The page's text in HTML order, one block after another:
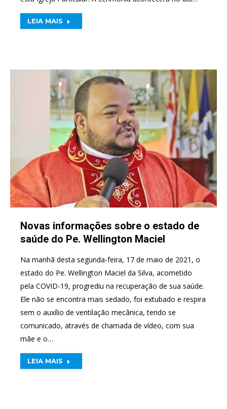
LEIA MAIS
Novas informações sobre o estado de
saúde do Pe. Wellington Maciel
Na manhã desta segunda-feira, 17 de maio de 2021, o
estado do Pe. Wellington Maciel da Silva, acometido
pela COVID-19, progrediu na recuperação de sua saúde.
Ele não se encontra mais sedado, foi extubado e respira
sem o auxílio de ventilação mecânica, tendo se
comunicado, através de chamada de vídeo, com sua
mãe e o…
LEIA MAIS